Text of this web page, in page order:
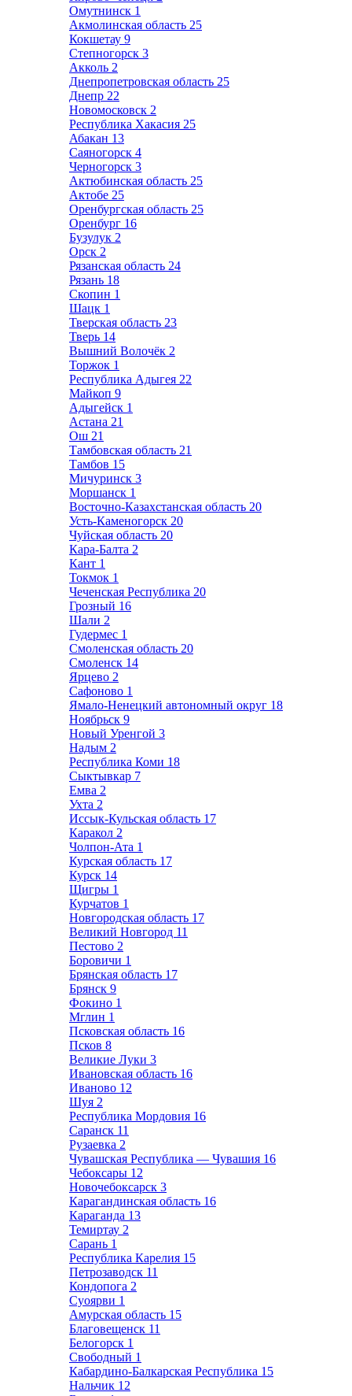
Омутнинск 1
Акмолинская область 25
Кокшетау 9
Степногорск 3
Акколь 2
Днепропетровская область 25
Днепр 22
Новомосковск 2
Республика Хакасия 25
Абакан 13
Саяногорск 4
Черногорск 3
Актюбинская область 25
Актобе 25
Оренбургская область 25
Оренбург 16
Бузулук 2
Орск 2
Рязанская область 24
Рязань 18
Скопин 1
Шацк 1
Тверская область 23
Тверь 14
Вышний Волочёк 2
Торжок 1
Республика Адыгея 22
Майкоп 9
Адыгейск 1
Астана 21
Ош 21
Тамбовская область 21
Тамбов 15
Мичуринск 3
Моршанск 1
Восточно-Казахстанская область 20
Усть-Каменогорск 20
Чуйская область 20
Кара-Балта 2
Кант 1
Токмок 1
Чеченская Республика 20
Грозный 16
Шали 2
Гудермес 1
Смоленская область 20
Смоленск 14
Ярцево 2
Сафоново 1
Ямало-Ненецкий автономный округ 18
Ноябрьск 9
Новый Уренгой 3
Надым 2
Республика Коми 18
Сыктывкар 7
Емва 2
Ухта 2
Иссык-Кульская область 17
Каракол 2
Чолпон-Ата 1
Курская область 17
Курск 14
Щигры 1
Курчатов 1
Новгородская область 17
Великий Новгород 11
Пестово 2
Боровичи 1
Брянская область 17
Брянск 9
Фокино 1
Мглин 1
Псковская область 16
Псков 8
Великие Луки 3
Ивановская область 16
Иваново 12
Шуя 2
Республика Мордовия 16
Саранск 11
Рузаевка 2
Чувашская Республика — Чувашия 16
Чебоксары 12
Новочебоксарск 3
Карагандинская область 16
Караганда 13
Темиртау 2
Сарань 1
Республика Карелия 15
Петрозаводск 11
Кондопога 2
Суоярви 1
Амурская область 15
Благовещенск 11
Белогорск 1
Свободный 1
Кабардино-Балкарская Республика 15
Нальчик 12